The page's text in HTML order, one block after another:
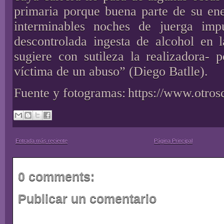
primaria porque buena parte de su
interminables noches de juerga
descontrolada ingesta de alcohol en
sugiere con sutileza la realizadora-
víctima de un abuso” (Diego Batlle).
Fuente y fotogramas: https://
Entrada más reciente Página Principal
0 comments:
Publicar un comentario